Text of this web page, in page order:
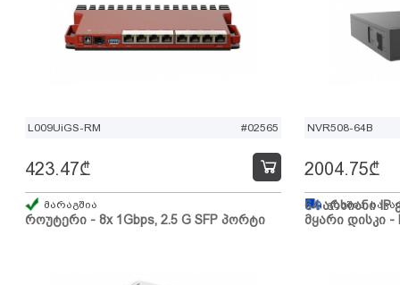
L009UiGS-RM #02565
როუტერი - 8x 1Gbps, 2.5 G SFP პორტი
423.47₾
მარაგშია
NVR508-64B
64 არხიანი IP
მყარი დისკი -
2004.75₾
გზაშია,